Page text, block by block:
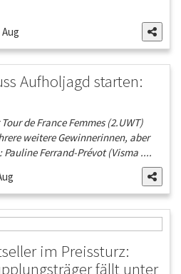
Aug
Aufholjagd starten:
de France Femmes (2.UWT)
weitere Gewinnerinnen, aber
Ferrand-Prévot (Visma ....
im Preissturz:
fällt unter